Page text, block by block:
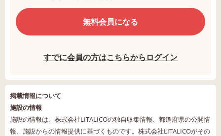
無料会員になる
すでに会員の方はこちらからログイン
掲載情報について
施設の情報
施設の情報は、株式会社LITALICOの独自収集情報、都道府県の公開情
報、施設からの情報提供に基づくものです。株式会社LITALICOがその